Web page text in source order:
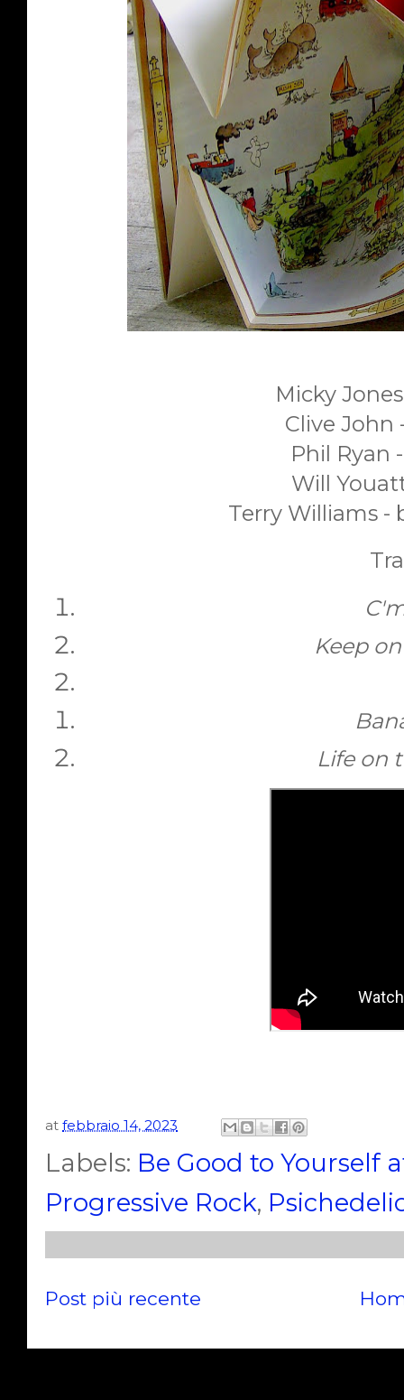
Micky
Clive John
Phil Ryan
Will
Terry Williams -
Keep
Life on
at febbraio 14, 2023
Labels: Be Good to Yourself
Progressive Rock,
Post più recente